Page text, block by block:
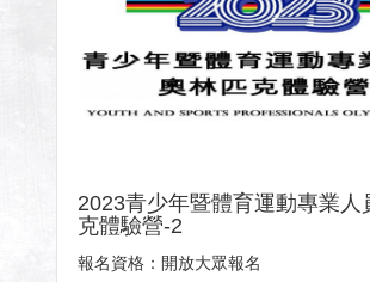
2023青少年暨體育運動專業人
克體驗營-2
報名資格：開放大眾報名